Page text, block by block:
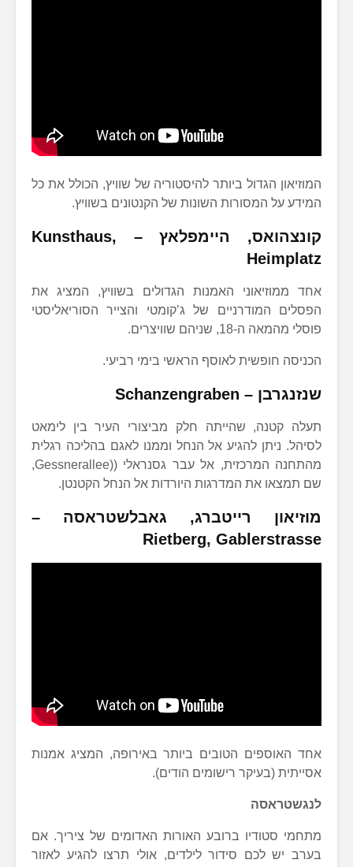
המוזיאון הגדול ביותר להיסטוריה של שוויץ, הכולל את כל
המידע על המסורות השונות של הקנטונים בשוויץ.
קונצהואס
, היימפלאץ – Kunsthaus,
Heimplatz
אחד ממוזיאוני האמנות הגדולים בשוויץ, המציג את
הפסלים המודרניים של ג’קומטי והצייר הסוריאליסטי
פוסלי מהמאה ה-18, שניהם שוויצרים.
הכניסה חופשית לאוסף הראשי בימי רביעי.
שנזנגרבן – Schanzengraben
תעלה קטנה, שהייתה חלק מביצורי העיר בין לימאט
לסיהל. ניתן להגיע אל הנחל וממנו לאגם בהליכה רגלית
מהתחנה המרכזית, אל עבר גסנראלי ((Gessnerallee,
שם תמצאו את המדרגות היורדות אל הנחל הקטנטן.
מוזיאון רייטברג, גאבלשטראסה –
Rietberg, Gablerstrasse
אחד האוספים הטובים ביותר באירופה, המציג אמנות
אסייתית (בעיקר רישומים הודים).
לנגשטראסה
מתחמי סטודיו ברובע האורות האדומים של ציריך. אם
בערב יש לכם סידור לילדים, אולי תרצו להגיע לאזור